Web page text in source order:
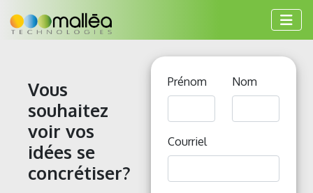
Vous
souhaitez
voir vos
idées se
concrétiser?
Prénom Nom
Courriel